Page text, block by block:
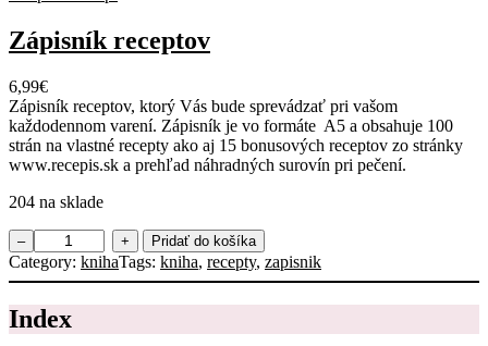
v
o
l
á
n
v
a
e
a
n
a
1
Zápisník receptov
6,99€
Zápisník receptov, ktorý Vás bude sprevádzať pri vašom
každodennom varení. Zápisník je vo formáte A5 a obsahuje 100
strán na vlastné recepty ako aj 15 bonusových receptov zo stránky
www.recepis.sk a prehľad náhradných surovín pri pečení.
204 na sklade
–
m
n
o
s
t
+ Pridať do košíka
Category: knihaTags: kniha, recepty, zapisnik
Index